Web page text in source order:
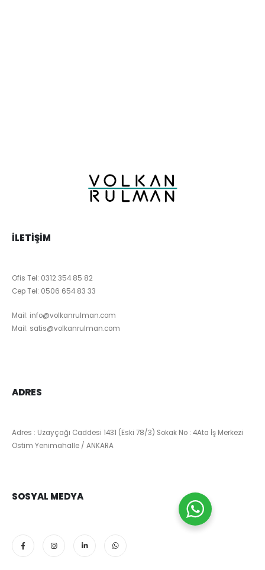
İLETIŞIM
Ofis Tel: 0312 354 85 82
Cep Tel: 0506 654 83 33
Mail: info@volkanrulman.com
Mail: satis@volkanrulman.com
ADRES
Adres : Uzayçağı Caddesi 1431 (Eski 78/3) Sokak No : 4Ata İş Merkezi
Ostim Yenimahalle / ANKARA
SOSYAL MEDYA